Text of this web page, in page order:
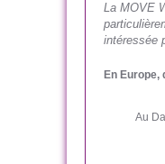
La MOVE
intéressée
En
Au